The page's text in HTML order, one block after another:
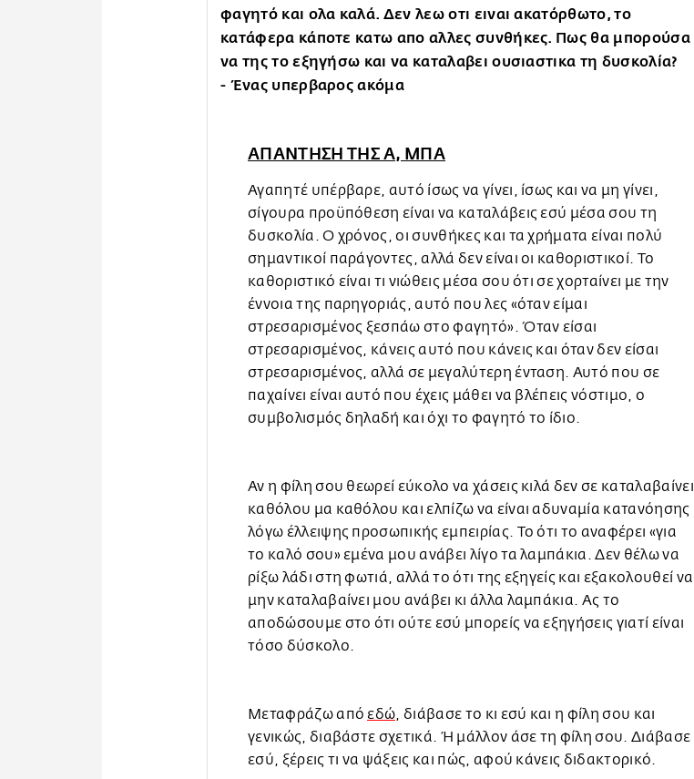
φαγητό και ολα καλά. Δεν λεω οτι ειναι ακατόρθωτο, το
κατάφερα κάποτε κατω απο αλλες συνθήκες. Πως θα μπορούσα
να της το εξηγήσω και να καταλαβει ουσιαστικα τη δυσκολία?
- Ένας υπερβαρος ακόμα
ΑΠΑΝΤΗΣΗ ΤΗΣ Α, ΜΠΑ
Αγαπητέ υπέρβαρε, αυτό ίσως να γίνει, ίσως και να μη γίνει,
σίγουρα προϋπόθεση είναι να καταλάβεις εσύ μέσα σου τη
δυσκολία. Ο χρόνος, οι συνθήκες και τα χρήματα είναι πολύ
σημαντικοί παράγοντες, αλλά δεν είναι οι καθοριστικοί. Το
καθοριστικό είναι τι νιώθεις μέσα σου ότι σε χορταίνει με την
έννοια της παρηγοριάς, αυτό που λες «όταν είμαι
στρεσαρισμένος ξεσπάω στο φαγητό». Όταν είσαι
στρεσαρισμένος, κάνεις αυτό που κάνεις και όταν δεν είσαι
στρεσαρισμένος, αλλά σε μεγαλύτερη ένταση. Αυτό που σε
παχαίνει είναι αυτό που έχεις μάθει να βλέπεις νόστιμο, ο
συμβολισμός δηλαδή και όχι το φαγητό το ίδιο.
Αν η φίλη σου θεωρεί εύκολο να χάσεις κιλά δεν σε καταλαβαίνει
καθόλου μα καθόλου και ελπίζω να είναι αδυναμία κατανόησης
λόγω έλλειψης προσωπικής εμπειρίας. Το ότι το αναφέρει «για
το καλό σου» εμένα μου ανάβει λίγο τα λαμπάκια. Δεν θέλω να
ρίξω λάδι στη φωτιά, αλλά το ότι της εξηγείς και εξακολουθεί να
μην καταλαβαίνει μου ανάβει κι άλλα λαμπάκια. Ας το
αποδώσουμε στο ότι ούτε εσύ μπορείς να εξηγήσεις γιατί είναι
τόσο δύσκολο.
Mεταφράζω απόεδώ, διάβασε το κι εσύ και η φίλη σου και
γενικώς, διαβάστε σχετικά. Ή μάλλον άσε τη φίλη σου. Διάβασε
εσύ, ξέρεις τι να ψάξεις και πώς, αφού κάνεις διδακτορικό.